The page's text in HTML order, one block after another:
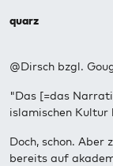
quarz
@Dirsch bzgl.
"Das [=das
islamischen
Doch, schon. Aber
bereits auf